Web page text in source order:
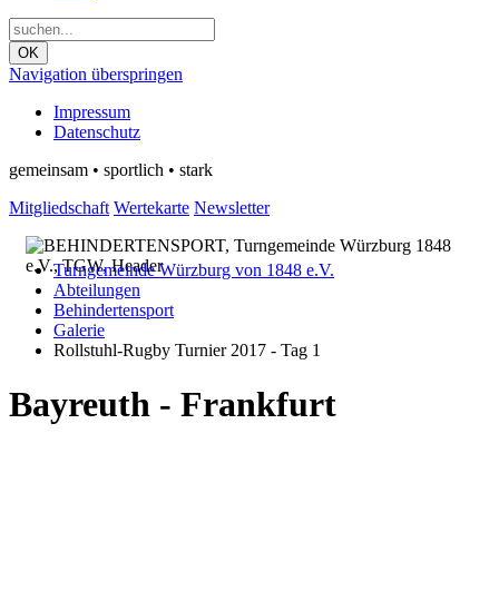
OK
Navigation überspringen
Impressum
Datenschutz
gemeinsam • sportlich • stark
Mitgliedschaft Wertekarte Newsletter
Turngemeinde Würzburg von 1848 e.V.
Abteilungen
Behindertensport
Galerie
Rollstuhl-Rugby Turnier 2017 - Tag 1
Bayreuth - Frankfurt